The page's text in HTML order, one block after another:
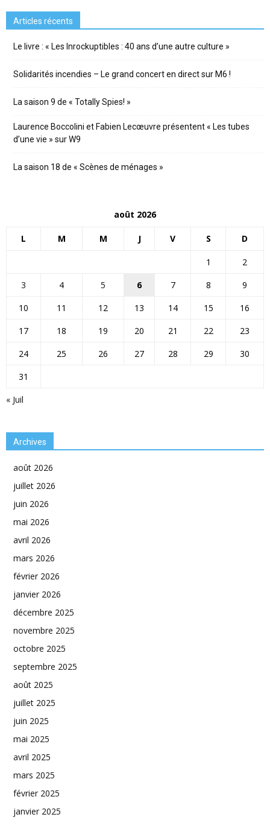
Articles récents
Le livre : « Les Inrockuptibles : 40 ans d’une autre culture »
Solidarités incendies – Le grand concert en direct sur M6 !
La saison 9 de « Totally Spies! »
Laurence Boccolini et Fabien Lecœuvre présentent « Les tubes
d’une vie » sur W9
La saison 18 de « Scènes de ménages »
août 2026
L M M J V S D
« Juil
1
2
3
4 5 6 7 8
9
10
11 12 13 14 15
16
17
18 19 20 21 22
23
24
25 26 27 28 29
30
31
Archives
août 2026
juillet 2026
juin 2026
mai 2026
avril 2026
mars 2026
février 2026
janvier 2026
décembre 2025
novembre 2025
octobre 2025
septembre 2025
août 2025
juillet 2025
juin 2025
mai 2025
avril 2025
mars 2025
février 2025
janvier 2025